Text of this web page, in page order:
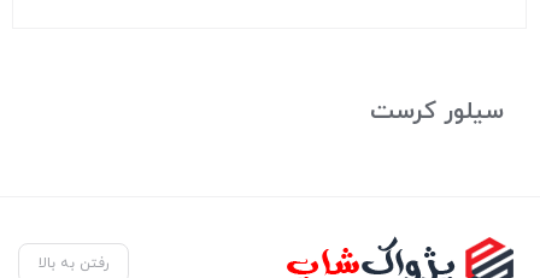
سیلور کرست
رفتن به بالا